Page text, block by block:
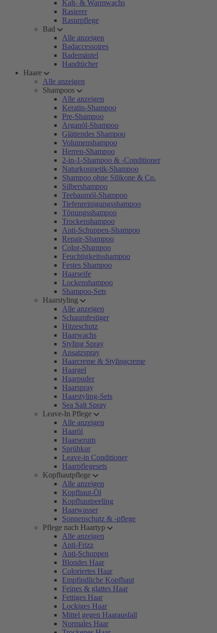
Kalt- & Warmwachs
Rasierer
Rasurpflege
Bad
Alle anzeigen
Badaccessoires
Bademäntel
Handtücher
Haare
Alle anzeigen
Shampoos
Alle anzeigen
Keratin-Shampoo
Pre-Shampoo
Arganöl-Shampoo
Glättendes Shampoo
Volumenshampoo
Herren-Shampoo
2-in-1-Shampoo & -Conditioner
Naturkosmetik-Shampoo
Shampoo ohne Silikone & Co.
Silbershampoo
Teebaumöl-Shampoo
Tiefenreinigungsshampoo
Tönungsshampoo
Trockenshampoo
Anti-Schuppen-Shampoo
Repair-Shampoo
Color-Shampoo
Feuchtigkeitsshampoo
Festes Shampoo
Haarseife
Lockenshampoo
Shampoo-Sets
Haarstyling
Alle anzeigen
Schaumfestiger
Hitzeschutz
Haarwachs
Styling Spray
Ansatzspray
Haarcreme & Stylingcreme
Haargel
Haarpuder
Haarspray
Haarstyling-Sets
Sea Salt Spray
Leave-In Pflege
Alle anzeigen
Haaröl
Haarserum
Sprühkur
Leave-in Conditioner
Haarpflegesets
Kopfhautpflege
Alle anzeigen
Kopfhaut-Öl
Kopfhautpeeling
Haarwasser
Sonnenschutz & -pflege
Pflege nach Haartyp
Alle anzeigen
Anti-Frizz
Anti-Schuppen
Blondes Haar
Coloriertes Haar
Empfindliche Kopfhaut
Feines & glattes Haar
Fettiges Haar
Lockiges Haar
Mittel gegen Haarausfall
Normales Haar